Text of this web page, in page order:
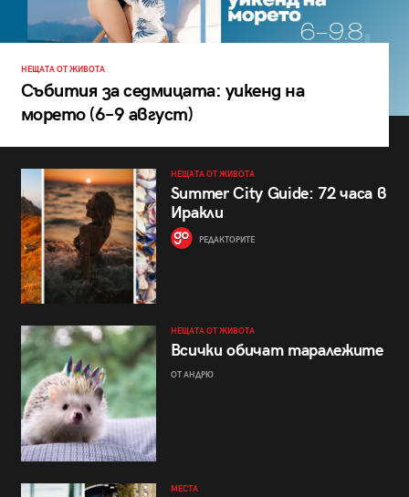
НЕЩАТА ОТ ЖИВОТА
Събития за седмицата: уикенд на
морето (6–9 август)
НЕЩАТА ОТ ЖИВОТА
Summer City Guide: 72 часа в
Иракли
РЕДАКТОРИТЕ
НЕЩАТА ОТ ЖИВОТА
Всички обичат таралежите
ОТ АНДРЮ
МЕСТА